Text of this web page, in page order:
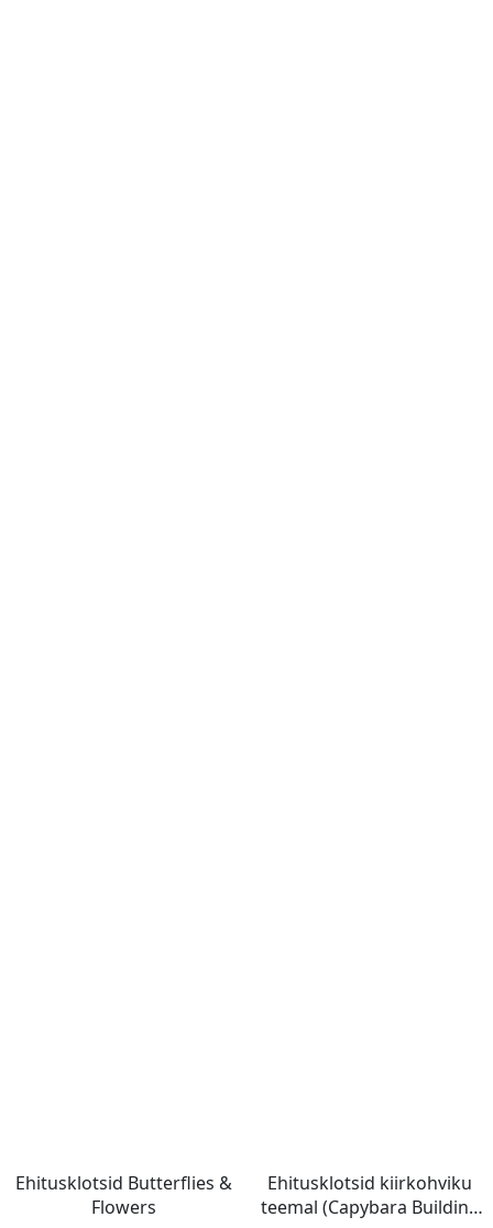
Ehitusklotsid Butterflies &
Flowers
Ehitusklotsid kiirkohviku
teemal (Capybara Building